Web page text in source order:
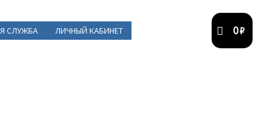
СЛУЖБА ЛИЧНЫЙ КАБИНЕТ 0₽